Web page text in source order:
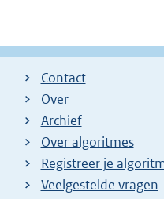
Contact
Over
Archief
Over algoritmes
Registreer je
Veelgestelde vragen